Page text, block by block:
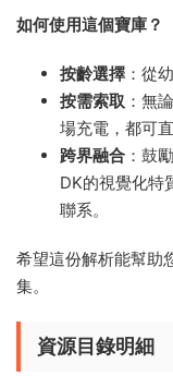
如何使用這個寶庫？
按齡選擇 ：從
按需索取 ：無
場充電，都可
跨界融合 ：鼓
DK的視覺化特
聯系。
希望這份解析能幫助
集。
資源目錄明細